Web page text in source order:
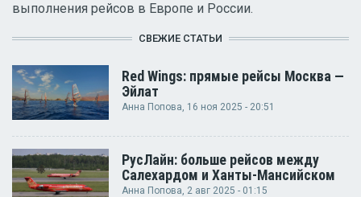
выполнения рейсов в Европе и России.
СВЕЖИЕ СТАТЬИ
Red Wings: прямые рейсы Москва —
Эйлат
Анна Попова, 16 ноя 2025 - 20:51
РусЛайн: больше рейсов между
Салехардом и Ханты-Мансийском
Анна Попова , 2 авг 2025 - 01:15